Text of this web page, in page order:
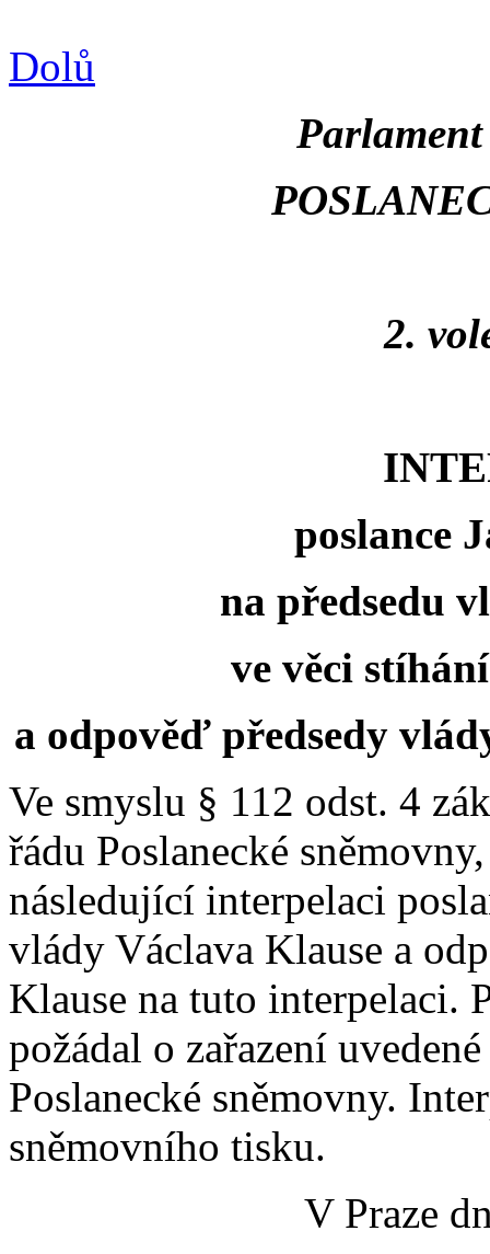
Dolů
2.
poslance
na předsedu
ve věci
a odpověď předsedy
Ve smyslu § 112 odst. 4
řádu Poslanecké
následující interpelaci
vlády Václava Klause a
Klause na tuto interpelaci.
požádal o zařazení
Poslanecké sněmovny.
sněmovního tisku.
V Praze